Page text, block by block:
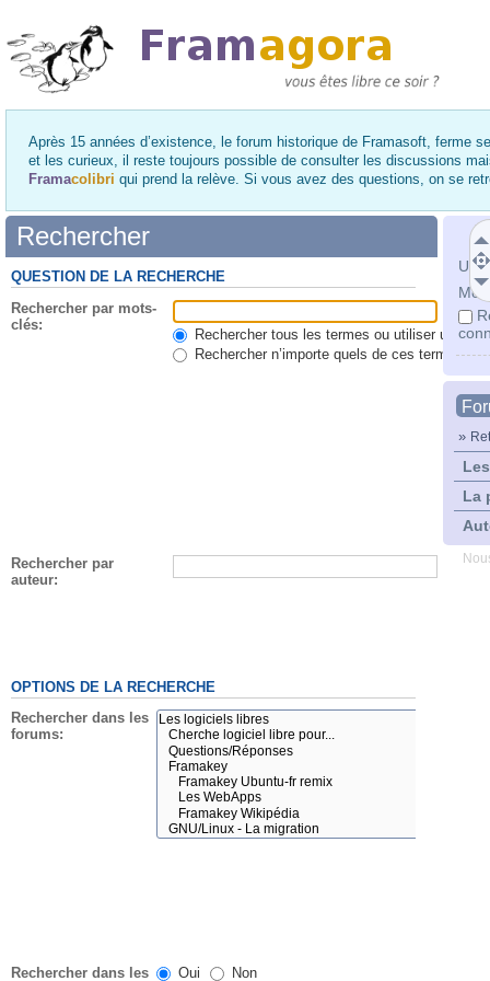
Après 15 années d’existence, le forum historique de Framasoft, ferme
et les curieux, il reste toujours possible de consulter les discussions
Framacolibri qui prend la relève. Si vous avez des questions, on se
Mot
»
La
Rechercher
QUESTION DE LA RECHERCHE
Rechercher par mots-
clés:
Rechercher tous les termes ou utiliser une
Rechercher n’importe quels de ces termes
Rechercher par
auteur:
OPTIONS DE LA RECHERCHE
Rechercher dans les
forums:
Rechercher dans les Oui Non